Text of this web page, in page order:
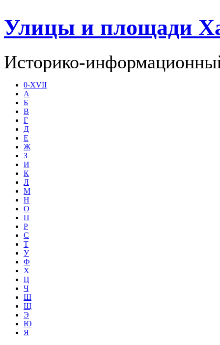
Улицы и площади
Историко-
0-XVII
А
Б
В
Г
Д
Е
Ж
З
И
К
Л
М
Н
О
П
Р
С
Т
У
Ф
Х
Ц
Ч
Ш
Щ
Э
Ю
Я